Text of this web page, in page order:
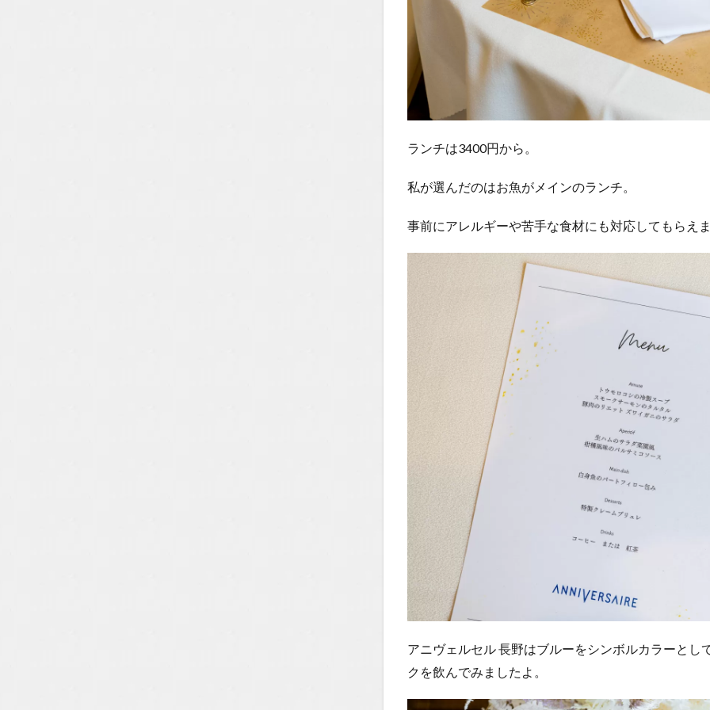
ランチは3400円から。
私が選んだのはお魚がメインのランチ。
事前にアレルギーや苦手な食材にも対応してもらえ
アニヴェルセル 長野はブルーをシンボルカラーと
クを飲んでみましたよ。